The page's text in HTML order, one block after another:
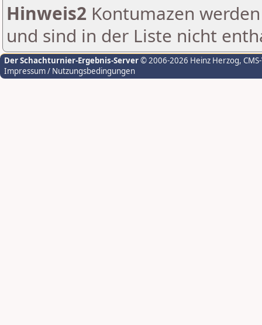
Hinweis2 Kontumazen
und sind in der Liste nicht
Der Schachturnier-Ergebnis-Server© 2006-2026 Heinz Herzog,
Impressum / Nutzungsbedingungen